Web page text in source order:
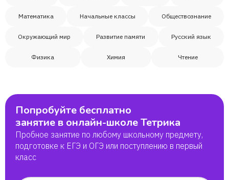
Математика Начальные классы Обществознание
Окружающий мир Развитие памяти Русский язык
Физика Химия Чтение
Попробуйте бесплатно
занятие в онлайн-школе Тетрика
Пробное занятие по любому школьному предмету,
подготовке к ЕГЭ и ОГЭ или поступлению в первый
класс